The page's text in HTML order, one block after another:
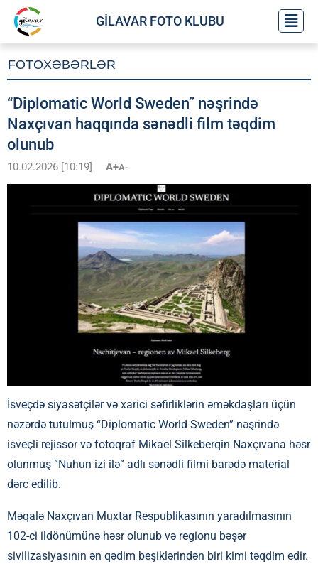
GİLAVAR FOTO KLUBU
FOTOXƏBƏRLƏR
“Diplomatic World Sweden” nəşrində
Naxçıvan haqqında sənədli film təqdim
olunub
10.02.2026 [10:19] A+A-
İsveçdə siyasətçilər və xarici səfirliklərin əməkdaşları üçün
nəzərdə tutulmuş “Diplomatic World Sweden” nəşrində
isveçli rejissor və fotoqraf Mikael Silkeberqin Naxçıvana həsr
olunmuş “Nuhun izi ilə” adlı sənədli filmi barədə material
dərc edilib.
Məqalə Naxçıvan Muxtar Respublikasının yaradılmasının
102-ci ildönümünə həsr olunub və regionu bəşər
sivilizasiyasının ən qədim beşiklərindən biri kimi təqdim edir.